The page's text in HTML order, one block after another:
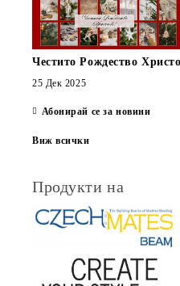
Честито Рождество
25 Дек 2025
Абонирай се за новини
Виж всички
Продукти на